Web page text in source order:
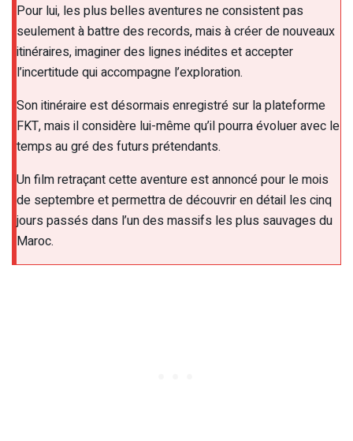
Pour lui, les plus belles aventures ne consistent pas
seulement à battre des records, mais à créer de nouveaux
itinéraires, imaginer des lignes inédites et accepter
l’incertitude qui accompagne l’exploration.
Son itinéraire est désormais enregistré sur la plateforme
FKT, mais il considère lui-même qu’il pourra évoluer avec le
temps au gré des futurs prétendants.
Un film retraçant cette aventure est annoncé pour le mois
de septembre et permettra de découvrir en détail les cinq
jours passés dans l’un des massifs les plus sauvages du
Maroc.